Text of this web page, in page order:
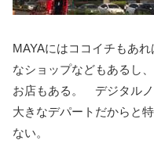
MAYAにはココイチもあ
なショップなどもあるし
お店もある。 デジタル
大きなデパートだからと
ない。